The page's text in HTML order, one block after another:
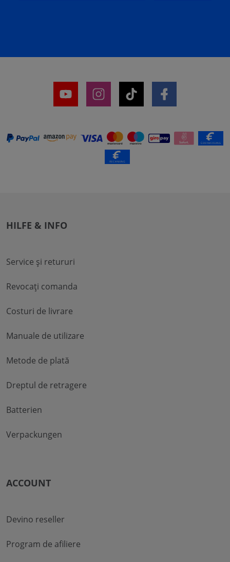
HILFE & INFO
Service și retururi
Revocați comanda
Costuri de livrare
Manuale de utilizare
Metode de plată
Dreptul de retragere
Batterien
Verpackungen
ACCOUNT
Devino reseller
Program de afiliere